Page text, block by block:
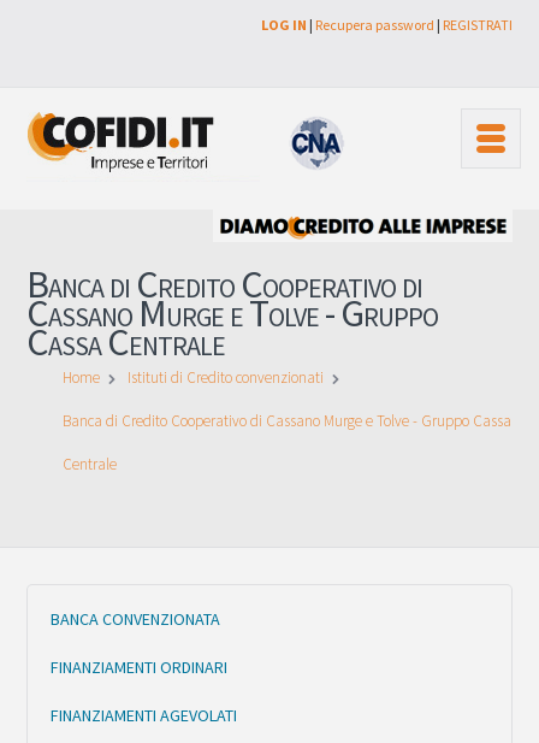
LOG IN | Recupera password | REGISTRATI
Banca di Credito Cooperativo di
Cassano Murge e Tolve - Gruppo
Cassa Centrale
Home Istituti di Credito convenzionati
Banca di Credito Cooperativo di Cassano Murge e Tolve - Gruppo Cassa
Centrale
BANCA CONVENZIONATA
FINANZIAMENTI ORDINARI
FINANZIAMENTI AGEVOLATI